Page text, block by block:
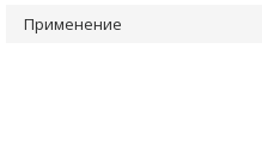
Применение